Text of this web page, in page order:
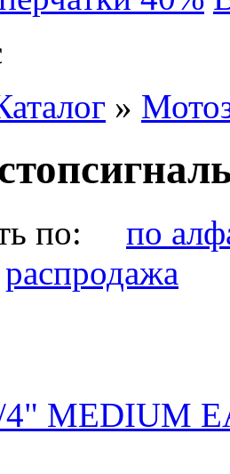
»
по: по
распродажа
MEDIUM